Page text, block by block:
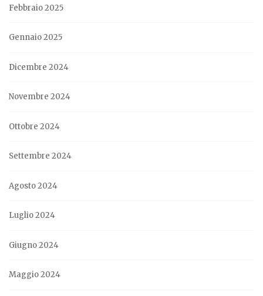
Febbraio 2025
Gennaio 2025
Dicembre 2024
Novembre 2024
Ottobre 2024
Settembre 2024
Agosto 2024
Luglio 2024
Giugno 2024
Maggio 2024